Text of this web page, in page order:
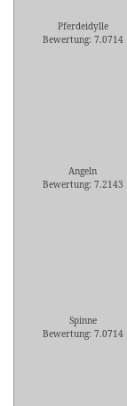
Pferdeidylle
Bewertung: 7.0714
Angeln
Bewertung: 7.2143
Spinne
Bewertung: 7.0714